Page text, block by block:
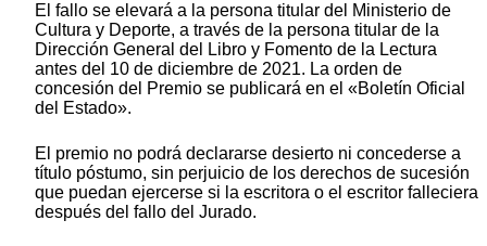
El fallo se elevará a la persona titular del Ministerio de
Cultura y Deporte, a través de la persona titular de la
Dirección General del Libro y Fomento de la Lectura
antes del 10 de diciembre de 2021. La orden de
concesión del Premio se publicará en el «Boletín Oficial
del Estado».
El premio no podrá declararse desierto ni concederse a
título póstumo, sin perjuicio de los derechos de sucesión
que puedan ejercerse si la escritora o el escritor falleciera
después del fallo del Jurado.